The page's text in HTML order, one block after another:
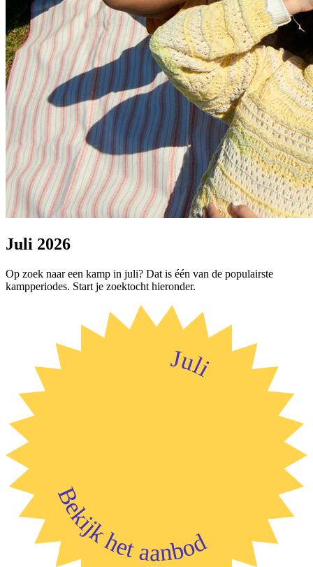
Juli 2026
Op zoek naar een kamp in juli? Dat is één van de populairste
kampperiodes. Start je zoektocht hieronder.
Juli
Bekijk het aanbod